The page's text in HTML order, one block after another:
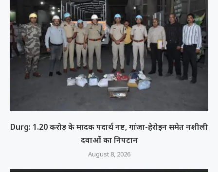
Durg: 1.20 करोड़ के मादक पदार्थ नष्ट, गांजा-हेरोइन समेत नशीली
दवाओं का निपटान
August 8, 2026